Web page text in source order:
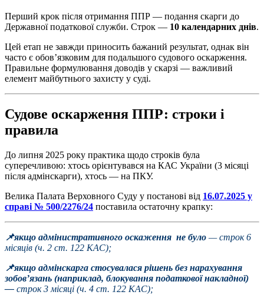
Перший крок після отримання ППР — подання скарги до
Державної податкової служби. Строк — 10 календарних днів.
Цей етап не завжди приносить бажаний результат, однак він
часто є обов’язковим для подальшого судового оскарження.
Правильне формулювання доводів у скарзі — важливий
елемент майбутнього захисту у суді.
Судове оскарження ППР: строки і
правила
До липня 2025 року практика щодо строків була
суперечливою: хтось орієнтувався на КАС України (3 місяці
після адмінскарги), хтось — на ПКУ.
Велика Палата Верховного Суду у постанові від 16.07.2025 у
справі № 500/2276/24 поставила остаточну крапку:
📌якщо адмінистративного оскаження не було — строк 6
місяців (ч. 2 ст. 122 КАС);
📌якщо адмінскарга стосувалася рішень без нарахування
зобов’язань (наприклад, блокування податкової накладної)
— строк 3 місяці (ч. 4 ст. 122 КАС);